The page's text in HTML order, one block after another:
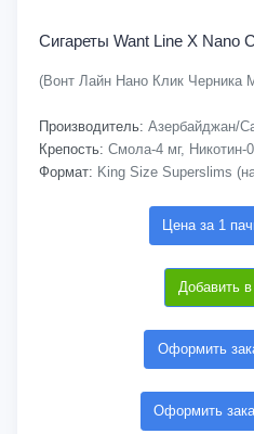
Сигареты Want Line X Nano
(Вонт Лайн Нано Клик Черника
Производитель: Азербайджан/
Крепость: Смола-4 мг, Никотин-
Формат: King Size Superslims
Цена за 1
Добавить в
Оформить
Оформить